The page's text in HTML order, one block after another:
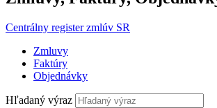
Centrálny register zmlúv SR
Zmluvy
Faktúry
Objednávky
Hľadaný výraz